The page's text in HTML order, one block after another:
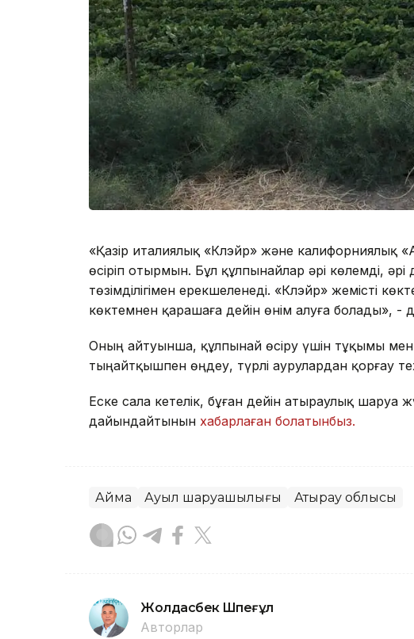
«Қазір италиялық «Клэйр» және калифорниялық
өсіріп отырмын. Бұл құлпынайлар әрі көлемді, әрі
төзімділігімен ерекшеленеді. «Клэйр» жемісті
көктемнен қарашаға дейін өнім алуға болады», -
Оның айтуынша, құлпынай өсіру үшін тұқымы
тыңайтқышпен өңдеу, түрлі аурулардан қорғау
Еске сала кетелік, бұған дейін атыраулық шаруа
дайындайтынын хабарлаған болатынбыз.
Аймақ Ауыл шаруашылығы Атырау облысы
Жолдасбек Шөпеғұл
Авторлар